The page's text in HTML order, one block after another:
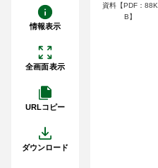
情報表示
全画面表示
URLコピー
ダウンロード
資料【PDF：88K
B】